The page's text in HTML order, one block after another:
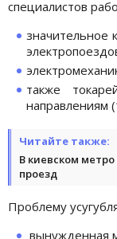
специалистов
значительное
также
направлениям
Читайте также:
В киевском
проезд
Проблему
вынужденная